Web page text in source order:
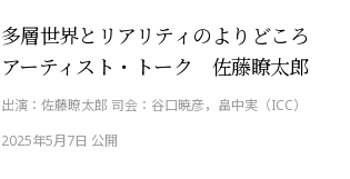
多層世界とリアリティのよりどころ
アーティスト・トーク 佐藤瞭太郎
出演：佐藤瞭太郎 司会：谷口暁彦，畠中実（ICC）
2025年5月7日 公開